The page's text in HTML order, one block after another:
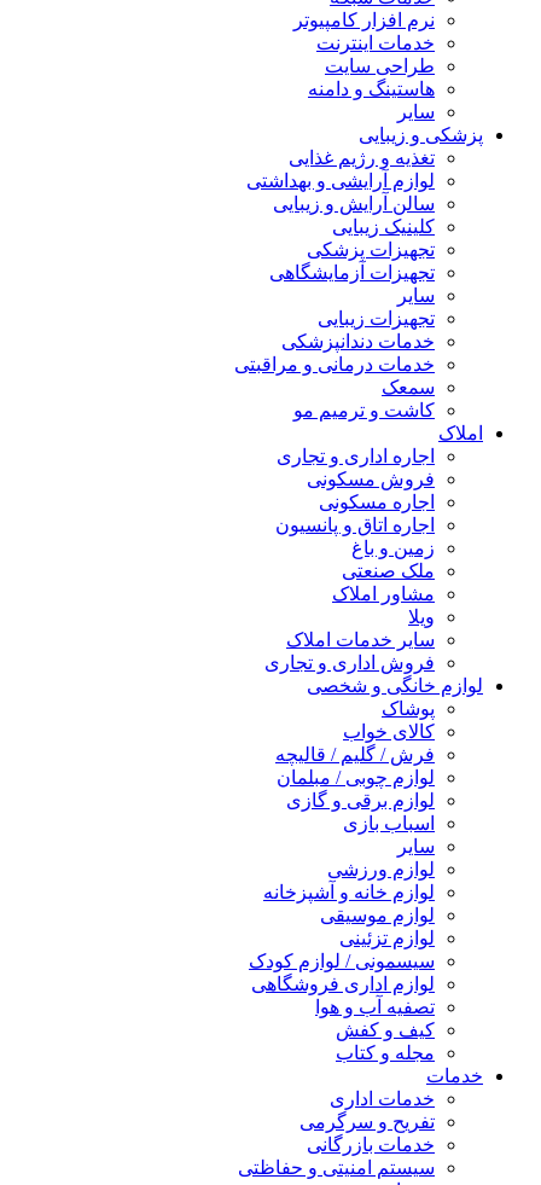
نرم افزار کامپیوتر
خدمات اینترنت
طراحی سایت
هاستینگ و دامنه
سایر
پزشکی و زیبایی
تغذیه و رژیم غذایی
لوازم آرایشی و بهداشتی
سالن آرایش و زیبایی
کلینیک زیبایی
تجهیزات پزشکی
تجهیزات آزمایشگاهی
سایر
تجهیزات زیبایی
خدمات دندانپزشکی
خدمات درمانی و مراقبتی
سمعک
کاشت و ترمیم مو
املاک
اجاره اداری و تجاری
فروش مسکونی
اجاره مسکونی
اجاره اتاق و پانسیون
زمین و باغ
ملک صنعتی
مشاور املاک
ویلا
سایر خدمات املاک
فروش اداری و تجاری
لوازم خانگی و شخصی
پوشاک
کالای خواب
فرش / گلیم / قالیچه
لوازم چوبی / مبلمان
لوازم برقی و گازی
اسباب بازی
سایر
لوازم ورزشی
لوازم خانه و آشپزخانه
لوازم موسیقی
لوازم تزئینی
سیسمونی / لوازم کودک
لوازم اداری فروشگاهی
تصفیه آب و هوا
کیف و کفش
مجله و کتاب
خدمات
خدمات اداری
تفریح و سرگرمی
خدمات بازرگانی
سیستم امنیتی و حفاظتی